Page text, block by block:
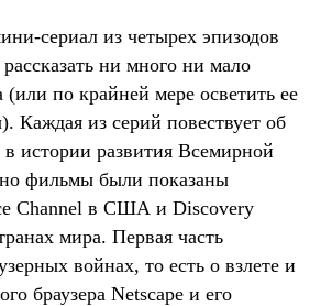
сериал из четырех эпизодов
ни много ни мало
по крайней мере осветить ее
Каждая из серий повествует об
истории развития Всемирной
фильмы были показаны
Channel в США и Discovery
мира. Первая часть
войнах, то есть о взлете и
браузера Netscape и его